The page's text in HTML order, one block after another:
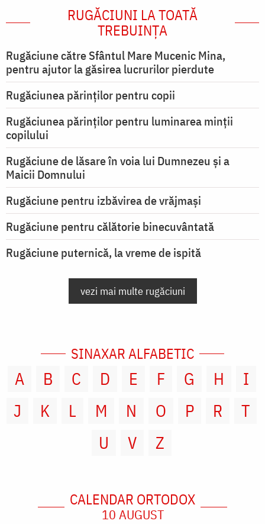
RUGĂCIUNI LA TOATĂ
TREBUINȚA
Rugăciune către Sfântul Mare Mucenic Mina,
pentru ajutor la găsirea lucrurilor pierdute
Rugăciunea părinților pentru copii
Rugăciunea părinților pentru luminarea minţii
copilului
Rugăciune de lăsare în voia lui Dumnezeu şi a
Maicii Domnului
Rugăciune pentru izbăvirea de vrăjmași
Rugăciune pentru călătorie binecuvântată
Rugăciune puternică, la vreme de ispită
vezi mai multe rugăciuni
SINAXAR ALFABETIC
A B C D E F G H
I
J
K L M N O P R
T
U
V Z
CALENDAR ORTODOX
10 AUGUST